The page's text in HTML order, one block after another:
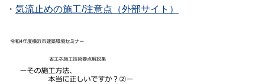
・ 気流止めの施工/注意点（外部サイト）